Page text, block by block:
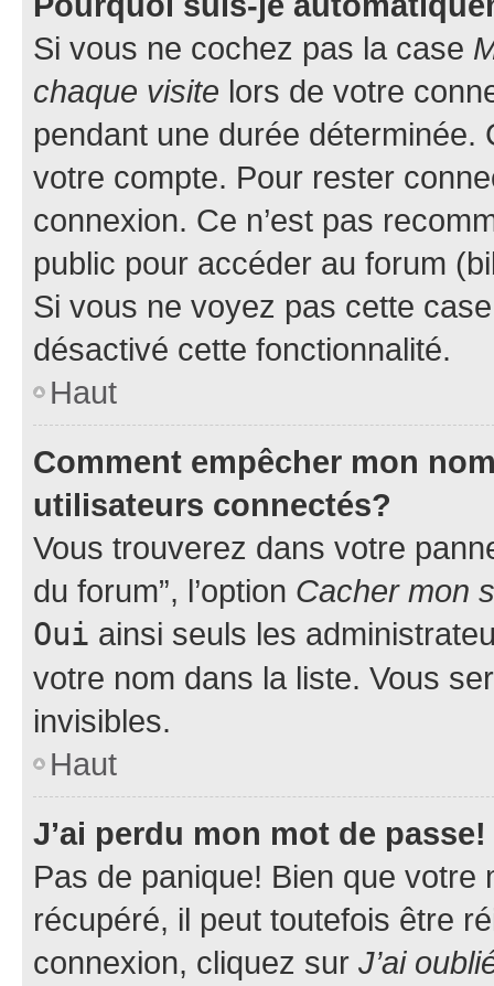
Si vous ne cochez pas la case
chaque visite lors de votre
pendant une durée déterminée.
votre compte. Pour rester
connexion. Ce n’est pas
public pour accéder au forum
Si vous ne voyez pas cette
désactivé cette fonctionnalité.
Haut
Comment empêcher mon
utilisateurs connectés?
Vous trouverez dans votre
du forum”, l’option Cacher mon
Oui ainsi seuls les
votre nom dans la liste. Vous
invisibles.
Haut
J’ai perdu mon mot de passe!
Pas de panique! Bien que
récupéré, il peut toutefois être
connexion, cliquez sur J’ai